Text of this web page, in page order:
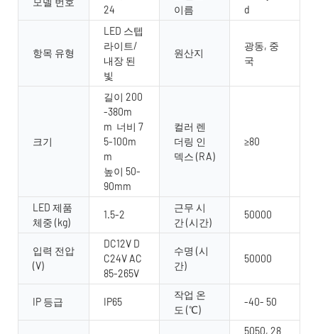
24
이름
d
항목 유형
LED 스텝
라이트/
내장 된
빛
원산지
광동, 중
국
크기
길이 200
-380m
m 너비 7
5-100m
m
높이 50-
90mm
컬러 렌
더링 인
덱스 (RA)
≥80
LED 제품
체중 (kg)
1.5-2
근무 시
간 (시간)
50000
입력 전압
(V)
DC12V D
C24V AC
85-265V
수명 (시
간)
50000
IP 등급 IP65
작업 온
도 (℃)
-40- 50
5050, 28